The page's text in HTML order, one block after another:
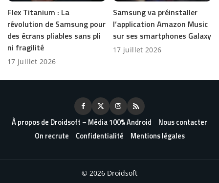
Flex Titanium : La
révolution de Samsung pour
des écrans pliables sans pli
ni fragilité
17 juillet 2026
Samsung va préinstaller
l’application Amazon Music
sur ses smartphones Galaxy
17 juillet 2026
À propos de Droidsoft – Média 100% Android
Nous contacter
On recrute
Confidentialité Mentions légales
© 2026 Droidsoft